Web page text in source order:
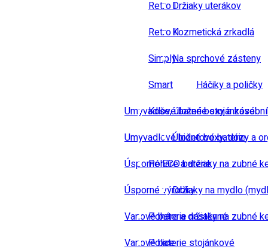
Retro I
Retro II
Simply
Smart
Umyvadlové baterie stojánkové
Umyvadlové bidetové baterie
Úsporné ECO baterie
Úsporné výrobky
Vanové baterie nástěnné
Vanové baterie stojánkové
Držiaky uterákov
Kozmetická zrkadlá
Na sprchové zásteny
Háčiky a poličky
Koše, úložné boxy a
Úložné boxy, dózy a
Poháre a držiaky na zubné
Držiaky na mydlo
Poháre a držiaky na zubné
Police